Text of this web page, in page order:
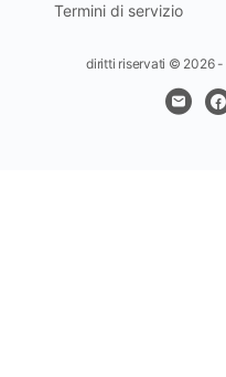
Termini di servizio
diritti riservati © 2026 -